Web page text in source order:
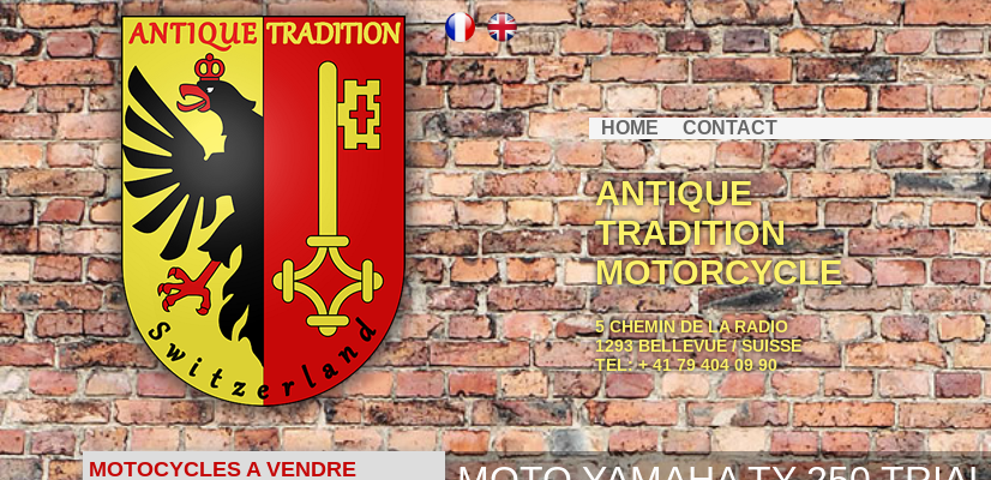
HOME CONTACT
ANTIQUE
TRADITION
MOTORCYCLE
5 CHEMIN DE LA RADIO
1293 BELLEVUE / SUISSE
TEL: + 41 79 404 09 90
MOTOCYCLES A VENDRE